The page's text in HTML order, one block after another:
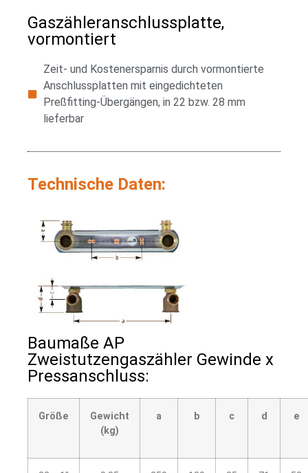
Gaszähleranschlussplatte,
vormontiert
Zeit- und Kostenersparnis durch vormontierte
Anschlussplatten mit eingedichteten
Preßfitting-Übergängen, in 22 bzw. 28 mm
lieferbar
Technische Daten:
Baumaße AP
Zweistutzengaszähler Gewinde x
Pressanschluss:
Größe
Gewicht
(kg)
a b c d e